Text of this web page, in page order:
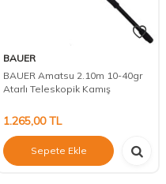
BAUER
BAUER Amatsu 2.10m 10-40gr
Atarlı Teleskopik Kamış
1.265,00TL
Sepete Ekle